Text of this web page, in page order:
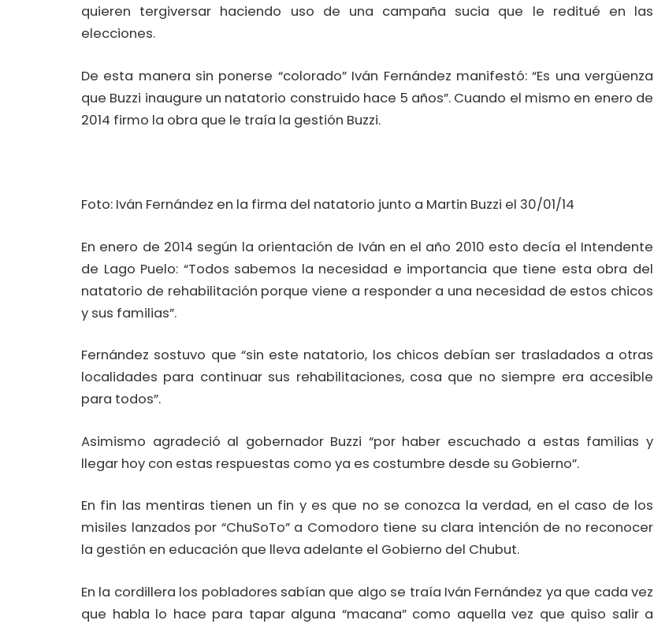
quieren tergiversar haciendo uso de una campaña sucia que le reditué en las
elecciones.
De esta manera sin ponerse “colorado” Iván Fernández manifestó: “Es una vergüenza
que Buzzi inaugure un natatorio construido hace 5 años”. Cuando el mismo en enero de
2014 firmo la obra que le traía la gestión Buzzi.
Foto: Iván Fernández en la firma del natatorio junto a Martin Buzzi el 30/01/14
En enero de 2014 según la orientación de Iván en el año 2010 esto decía el Intendente
de Lago Puelo: “Todos sabemos la necesidad e importancia que tiene esta obra del
natatorio de rehabilitación porque viene a responder a una necesidad de estos chicos
y sus familias”.
Fernández sostuvo que “sin este natatorio, los chicos debían ser trasladados a otras
localidades para continuar sus rehabilitaciones, cosa que no siempre era accesible
para todos”.
Asimismo agradeció al gobernador Buzzi “por haber escuchado a estas familias y
llegar hoy con estas respuestas como ya es costumbre desde su Gobierno”.
En fin las mentiras tienen un fin y es que no se conozca la verdad, en el caso de los
misiles lanzados por “ChuSoTo” a Comodoro tiene su clara intención de no reconocer
la gestión en educación que lleva adelante el Gobierno del Chubut.
En la cordillera los pobladores sabían que algo se traía Iván Fernández ya que cada vez
que habla lo hace para tapar alguna “macana” como aquella vez que quiso salir a